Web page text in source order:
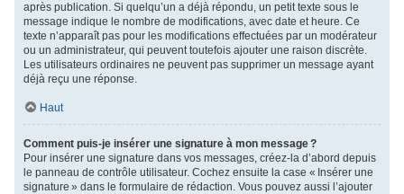
après publication. Si quelqu’un a déjà répondu, un petit texte sous le
message indique le nombre de modifications, avec date et heure. Ce
texte n’apparaît pas pour les modifications effectuées par un modérateur
ou un administrateur, qui peuvent toutefois ajouter une raison discrète.
Les utilisateurs ordinaires ne peuvent pas supprimer un message ayant
déjà reçu une réponse.
Haut
Comment puis-je insérer une signature à mon message ?
Pour insérer une signature dans vos messages, créez-la d’abord depuis
le panneau de contrôle utilisateur. Cochez ensuite la case « Insérer une
signature » dans le formulaire de rédaction. Vous pouvez aussi l’ajouter